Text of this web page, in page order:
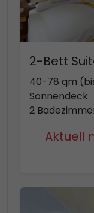
2-Bett
40-78 qm
Sonnendeck
2
Aktuell